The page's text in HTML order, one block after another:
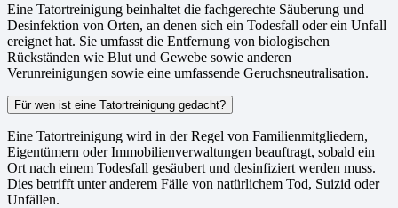
Eine Tatortreinigung beinhaltet die fachgerechte Säuberung und
Desinfektion von Orten, an denen sich ein Todesfall oder ein Unfall
ereignet hat. Sie umfasst die Entfernung von biologischen
Rückständen wie Blut und Gewebe sowie anderen
Verunreinigungen sowie eine umfassende Geruchsneutralisation.
Für wen ist eine Tatortreinigung gedacht?
Eine Tatortreinigung wird in der Regel von Familienmitgliedern,
Eigentümern oder Immobilienverwaltungen beauftragt, sobald ein
Ort nach einem Todesfall gesäubert und desinfiziert werden muss.
Dies betrifft unter anderem Fälle von natürlichem Tod, Suizid oder
Unfällen.